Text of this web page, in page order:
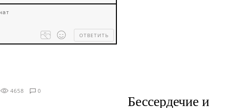
ОТВЕТИТЬ
4658 0
Бессердечие и